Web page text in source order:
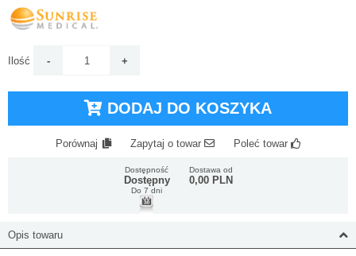
Ilość
DODAJ DO KOSZYKA
Porównaj Zapytaj o towar Poleć towar
Dostępność
Dostępny
Do 7 dni
Dostawa od
0,00 PLN
Opis towaru